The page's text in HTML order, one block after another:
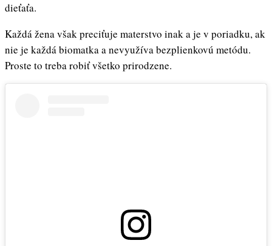
dieťaťa.
Každá žena však preciťuje materstvo inak a je v poriadku, ak
nie je každá biomatka a nevyužíva bezplienkovú metódu.
Proste to treba robiť všetko prirodzene.